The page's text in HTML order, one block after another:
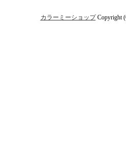
カラーミーショップCopyright